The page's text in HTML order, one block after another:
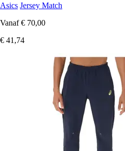
Asics Jersey Match
Vanaf € 70,00
€ 41,74